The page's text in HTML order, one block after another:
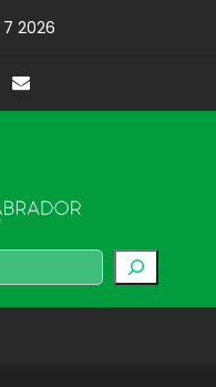
2026
Buscar